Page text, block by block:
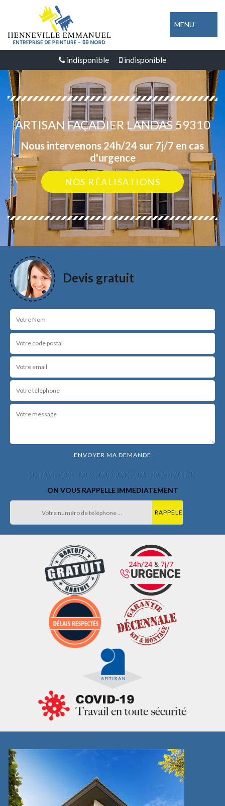
MENU
indisponible indisponible
ARTISAN FAÇADIER LANDAS 59310
Nous intervenons 24h/24 sur 7j/7 en cas
d'urgence
NOS RÉALISATIONS
Devis gratuit
ON VOUS RAPPELLE IMMEDIATEMENT